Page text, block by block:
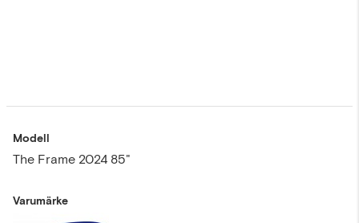
Modell
The Frame 2024 85"
Varumärke